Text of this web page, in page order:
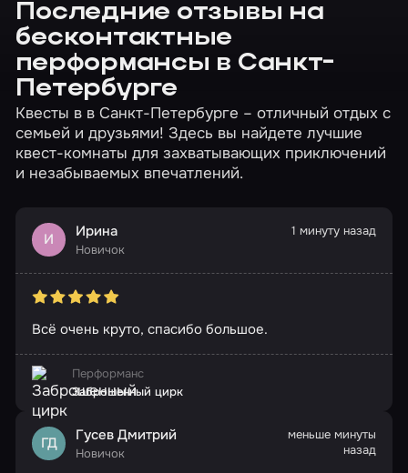
Последние отзывы на
бесконтактные
перформансы в Санкт-
Петербурге
Квесты в в Санкт-Петербурге – отличный отдых с
семьей и друзьями! Здесь вы найдете лучшие
квест-комнаты для захватывающих приключений
и незабываемых впечатлений.
И Ирина
Новичок
1 минуту назад
Всë очень круто, спасибо большое.
Перформанс
Заброшенный цирк
ГД Гусев Дмитрий
Новичок
меньше минуты
назад